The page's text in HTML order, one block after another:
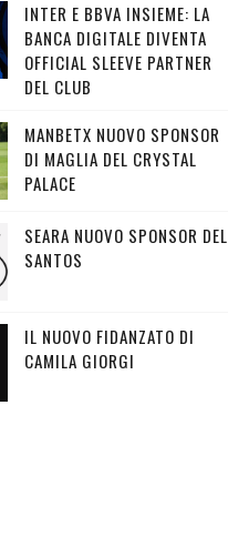
INTER E BBVA INSIEME: LA
BANCA DIGITALE DIVENTA
OFFICIAL SLEEVE PARTNER
DEL CLUB
MANBETX NUOVO SPONSOR
DI MAGLIA DEL CRYSTAL
PALACE
SEARA NUOVO SPONSOR DEL
SANTOS
IL NUOVO FIDANZATO DI
CAMILA GIORGI